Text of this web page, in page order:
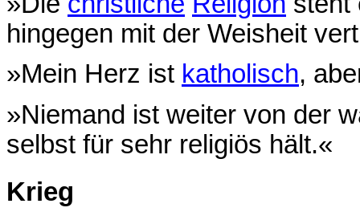
hingegen mit der Weisheit
»Mein Herz ist katholisch,
»Niemand ist weiter von der
selbst für sehr religiös hält.«
Krieg